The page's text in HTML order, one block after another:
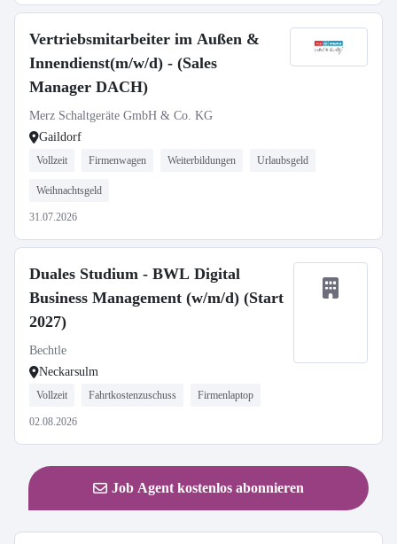
Vertriebsmitarbeiter im Außen &
Innendienst(m/w/d) - (Sales
Manager DACH)
Merz Schaltgeräte GmbH & Co. KG
Gaildorf
Vollzeit Firmenwagen Weiterbildungen Urlaubsgeld
Weihnachtsgeld
31.07.2026
Duales Studium - BWL Digital
Business Management (w/m/d) (Start
2027)
Bechtle
Neckarsulm
Vollzeit Fahrtkostenzuschuss Firmenlaptop
02.08.2026
Job Agent kostenlos abonnieren